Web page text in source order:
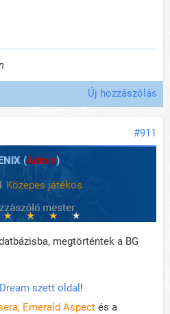
Új hozzászólás
#911
(Admin)
Közepes játékos
megtörténtek a BG
szett oldal !
Emerald Aspect és a